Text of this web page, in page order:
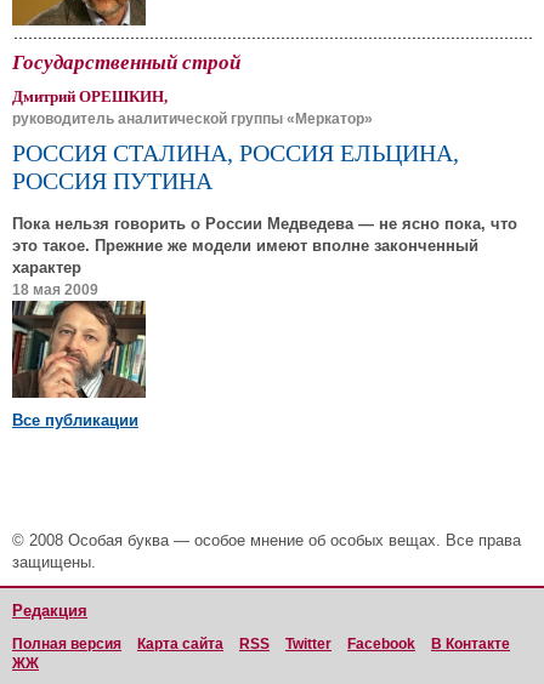
Государственный строй
Дмитрий ОРЕШКИН,
руководитель аналитической группы «Меркатор»
РОССИЯ СТАЛИНА, РОССИЯ ЕЛЬЦИНА,
РОССИЯ ПУТИНА
Пока нельзя говорить о России Медведева — не ясно пока, что
это такое. Прежние же модели имеют вполне законченный
характер
18 мая 2009
Все публикации
© 2008 Особая буква — особое мнение об особых вещах. Все права
защищены.
Редакция
Полная версия Карта сайта RSS Twitter Facebook
В Контакте
ЖЖ